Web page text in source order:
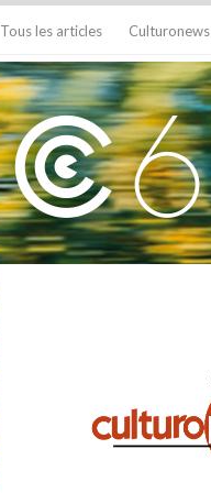
Tous les articles Culturonews